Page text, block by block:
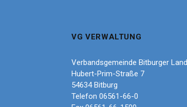
VG VERWALTUNG
Verbandsgemeinde Bitburger Land
Hubert-Prim-Straße 7
54634 Bitburg
Telefon 06561-66-0